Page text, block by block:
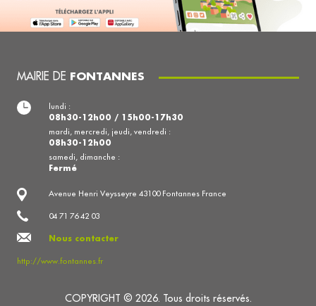
MAIRIE DE FONTANNES
Avenue Henri Veysseyre 43100 Fontannes France
04 71 76 42 03
Nous contacter
http://www.fontannes.fr
lundi :
08h30-12h00 / 15h00-17h30
mardi, mercredi, jeudi, vendredi :
08h30-12h00
samedi, dimanche :
Fermé
COPYRIGHT © 2026. Tous droits réservés.